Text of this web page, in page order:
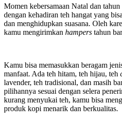
Momen kebersamaan Natal dan
dengan kehadiran teh hangat yang
dan menghidupkan suasana. Oleh
kamu mengirimkan hampers tahun
Kamu bisa memasukkan beragam
manfaat. Ada teh hitam, teh hijau, teh
lavender, teh tradisional, dan masih
pilihannya sesuai dengan selera
kurang menyukai teh, kamu bisa
produk kopi menarik dan berkualitas.